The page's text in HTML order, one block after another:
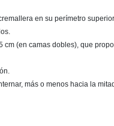
en su perímetro
(en camas dobles), que
más o menos hacia la